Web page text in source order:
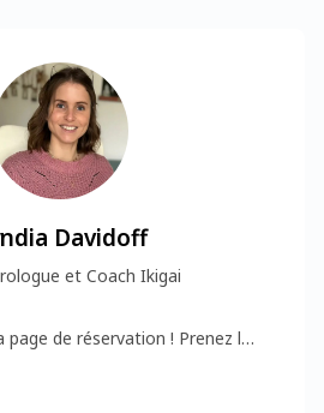
Davidoff
et Coach Ikigai
page de réservation ! Prenez le
séance et suivez les